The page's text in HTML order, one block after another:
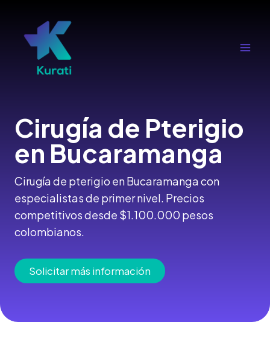
contenido
Cirugía de Pterigio
en Bucaramanga
Cirugía de pterigio en Bucaramanga con
especialistas de primer nivel. Precios
competitivos desde $1.100.000 pesos
colombianos.
Solicitar más información